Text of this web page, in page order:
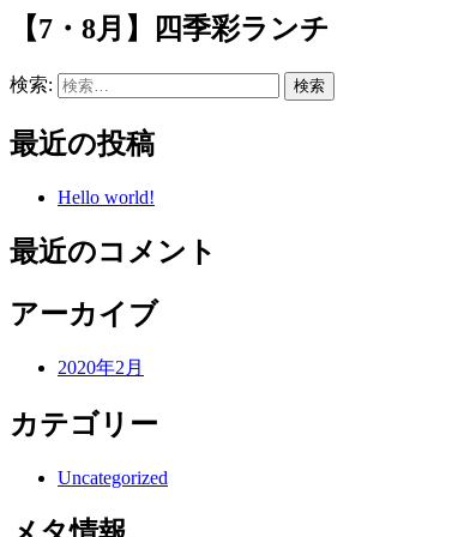
【7・8月】四季彩ランチ
検索:
最近の投稿
Hello world!
最近のコメント
アーカイブ
2020年2月
カテゴリー
Uncategorized